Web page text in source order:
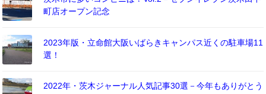
町店オープン記念
2023年版・立命館大阪いばらきキャンパス近くの駐車場11
選！
2022年・茨木ジャーナル人気記事30選－今年もありがとう